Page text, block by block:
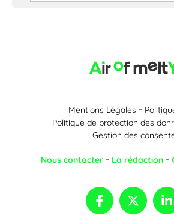
Mentions Légales
Politique de protection des
Gestion des
Nous contacter La rédaction